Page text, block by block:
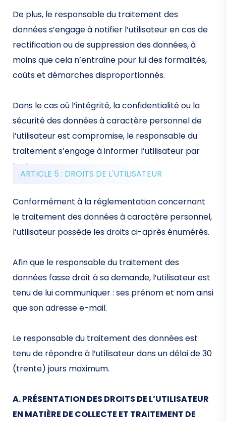
De plus, le responsable du traitement des
données s’engage à notifier l’utilisateur en cas de
rectification ou de suppression des données, à
moins que cela n’entraîne pour lui des formalités,
coûts et démarches disproportionnés.
Dans le cas où l’intégrité, la confidentialité ou la
sécurité des données à caractère personnel de
l’utilisateur est compromise, le responsable du
traitement s’engage à informer l’utilisateur par
tout moyen.
ARTICLE 5 : DROITS DE L'UTILISATEUR
Conformément à la réglementation concernant
le traitement des données à caractère personnel,
l’utilisateur possède les droits ci-après énumérés.
Afin que le responsable du traitement des
données fasse droit à sa demande, l’utilisateur est
tenu de lui communiquer : ses prénom et nom ainsi
que son adresse e-mail.
Le responsable du traitement des données est
tenu de répondre à l’utilisateur dans un délai de 30
(trente) jours maximum.
A. PRÉSENTATION DES DROITS DE L’UTILISATEUR
EN MATIÈRE DE COLLECTE ET TRAITEMENT DE